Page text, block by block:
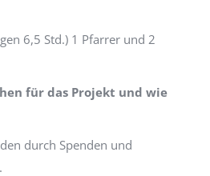
6,5 Std.) 1 Pfarrer und 2
für das Projekt und wie
durch Spenden und